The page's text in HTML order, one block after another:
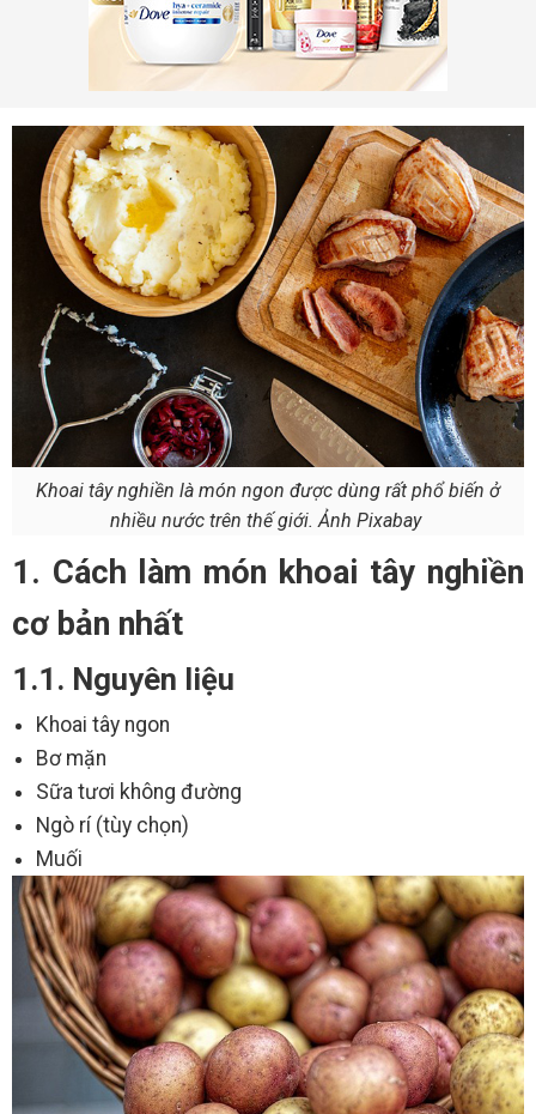
Khoai tây nghiền là món ngon được dùng rất phổ biến ở
nhiều nước trên thế giới. Ảnh Pixabay
1. Cách làm món khoai tây nghiền
cơ bản nhất
1.1. Nguyên liệu
Khoai tây ngon
Bơ mặn
Sữa tươi không đường
Ngò rí (tùy chọn)
Muối